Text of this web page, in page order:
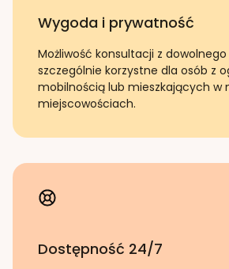
Wygoda i prywatność
Możliwość konsultacji z
szczególnie korzystne dla osób z
mobilnością lub mieszkających w
miejscowościach.
Dostępność 24/7